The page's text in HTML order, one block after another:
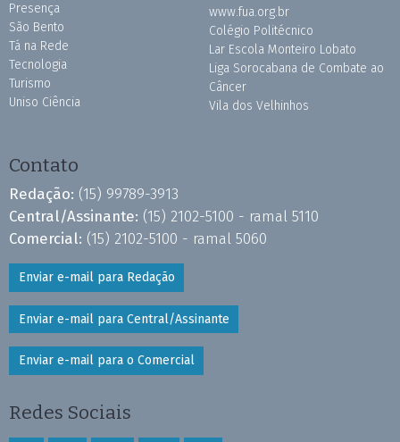
Presença
São Bento
Tá na Rede
Tecnologia
Turismo
Uniso Ciência
www.fua.org.br
Colégio Politécnico
Lar Escola Monteiro Lobato
Liga Sorocabana de Combate ao
Câncer
Vila dos Velhinhos
Contato
Redação: (15) 99789-3913
Central/Assinante: (15) 2102-5100 - ramal 5110
Comercial: (15) 2102-5100 - ramal 5060
Enviar e-mail para Redação
Enviar e-mail para Central/Assinante
Enviar e-mail para o Comercial
Redes Sociais